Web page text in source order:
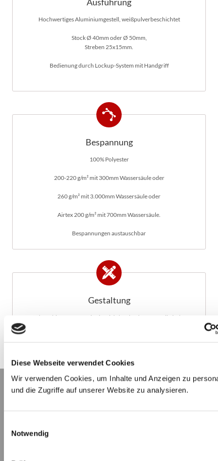
Diese Webseite verwendet Cookies
Wir verwenden Cookies, um Inhalte und Anzeigen zu
und die Zugriffe auf unserer Website zu analysieren.
Notwendig
Hochwertiges Aluminiumgestell, weißpulverbeschichtet
Stock Ø 40mm oder Ø 50mm,
Streben 25x15mm.
Bedienung durch Lockup-System mit Handgriff
Bespannung
100% Polyester
200-220 g/m² mit 300mm Wassersäule oder
260 g/m² mit 3.000mm Wassersäule oder
Airtex 200 g/m² mit 700mm Wassersäule.
Bespannungen austauschbar
Gestaltung
Mehrfarbige Rastermotive im Siebdruck oder fotorealistischer